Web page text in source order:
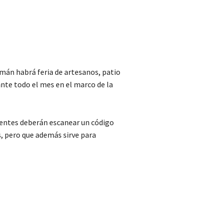
habrá feria de artesanos, patio
todo el mes en el marco de la
deberán escanear un código
que además sirve para